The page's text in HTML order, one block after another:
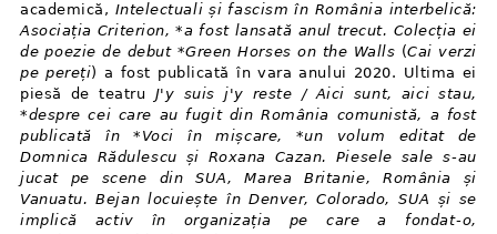
academică, Intelectuali și fascism în România interbelică:
Asociația Criterion, *a fost lansată anul trecut. Colecția ei
de poezie de debut *Green Horses on the Walls (Cai verzi
pe pereți) a fost publicată în vara anului 2020. Ultima ei
piesă de teatru J'y suis j'y reste / Aici sunt, aici stau,
*despre cei care au fugit din România comunistă, a fost
publicată în *Voci în mișcare, *un volum editat de
Domnica Rădulescu și Roxana Cazan. Piesele sale s⁠-⁠au
jucat pe scene din SUA, Marea Britanie, România și
Vanuatu. Bejan locuiește în Denver, Colorado, SUA și se
implică activ în organizația pe care a fondat⁠-⁠o,